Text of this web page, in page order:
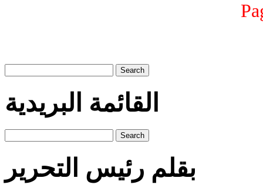
Search
القائمة البريدية
Search
بقلم رئيس التحرير